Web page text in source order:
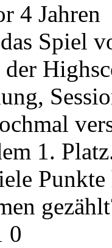
4 Jahren
Spiel
der
1.
0